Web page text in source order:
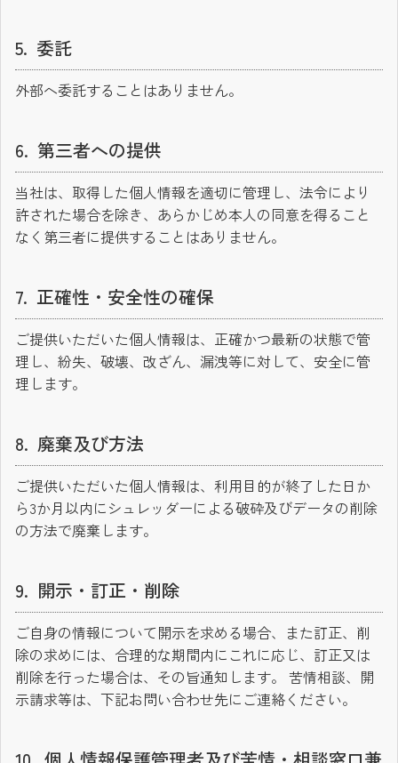
委託
外部へ委託することはありません。
第三者への提供
当社は、取得した個人情報を適切に管理し、法令により
許された場合を除き、あらかじめ本人の同意を得ること
なく第三者に提供することはありません。
正確性・安全性の確保
ご提供いただいた個人情報は、正確かつ最新の状態で管
理し、紛失、破壊、改ざん、漏洩等に対して、安全に管
理します。
廃棄及び方法
ご提供いただいた個人情報は、利用目的が終了した日か
ら3か月以内にシュレッダーによる破砕及びデータの削除
の方法で廃棄します。
開示・訂正・削除
ご自身の情報について開示を求める場合、また訂正、削
除の求めには、合理的な期間内にこれに応じ、訂正又は
削除を行った場合は、その旨通知します。 苦情相談、開
示請求等は、下記お問い合わせ先にご連絡ください。